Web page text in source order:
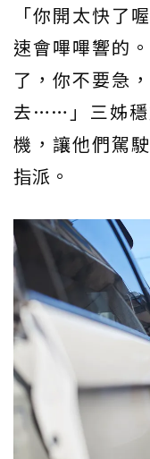
「你開太快了
速會嗶嗶響的
了，你不要急
去……」三姊穩
機，讓他們駕
指派。